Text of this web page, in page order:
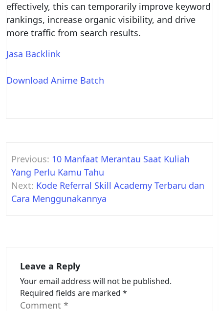
effectively, this can temporarily improve keyword
rankings, increase organic visibility, and drive
more traffic from search results.
Jasa Backlink
Download Anime Batch
Post
navigation
Previous: 10 Manfaat Merantau Saat Kuliah
Yang Perlu Kamu Tahu
Next: Kode Referral Skill Academy Terbaru dan
Cara Menggunakannya
Leave a Reply
Your email address will not be published.
Required fields are marked *
Comment *